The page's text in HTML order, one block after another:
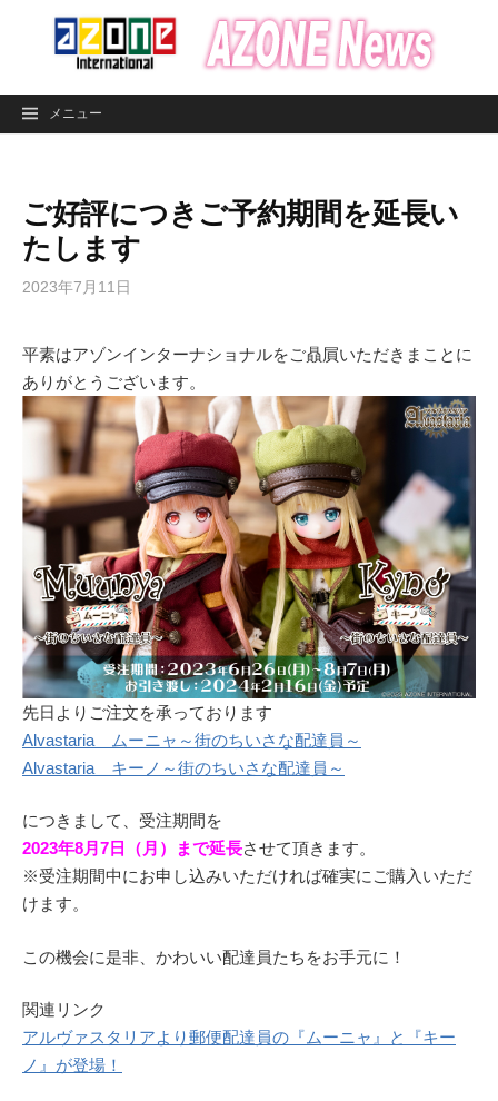
ン
メニュー
ご好評につきご予約期間を延長い
たします
2023年7月11日
平素はアゾンインターナショナルをご贔屓いただきまことに
ありがとうございます。
先日よりご注文を承っております
Alvastaria ムーニャ～街のちいさな配達員～
Alvastaria キーノ～街のちいさな配達員～
につきまして、受注期間を
2023年8月7日（月）まで延長させて頂きます。
※受注期間中にお申し込みいただければ確実にご購入いただ
けます。
この機会に是非、かわいい配達員たちをお手元に！
関連リンク
アルヴァスタリアより郵便配達員の『ムーニャ』と『キー
ノ』が登場！